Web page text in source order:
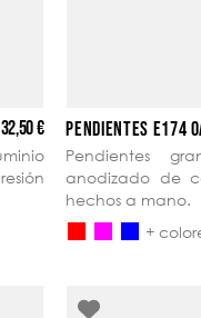
32,50 € PENDIENTES E174
Pendientes
anodizado de
hechos a mano.
+